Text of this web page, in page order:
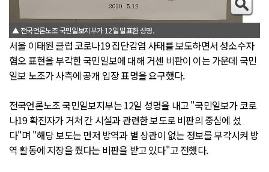
▲ 전국언론노조 국민일보지부가 12일 발표한 성명.
서울 이태원 클럽 코로나19 집단감염 사태를 보도하면서 성소수자
혐오 표현을 부각한 국민일보에 대해 거센 비판이 이는 가운데 국민
일보 노조가 사측에 공개 입장 표명을 요구했다.
전국언론노조 국민일보지부는 12일 성명을 내고 "국민일보가 코로
나19 확진자가 거쳐 간 시설과 관련한 보도로 비판의 중심에 섰
다"며 "해당 보도는 먼저 방역과 별 상관이 없는 정보를 부각시켜 방
역 활동에 지장을 줬다는 비판을 받고 있다"고 전했다.